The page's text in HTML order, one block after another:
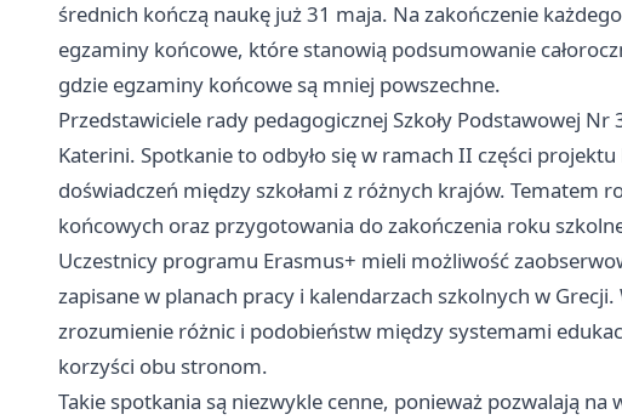
średnich kończą naukę już 31 maja. Na zakończenie
egzaminy końcowe, które stanowią podsumowanie
gdzie egzaminy końcowe są mniej powszechne.
Przedstawiciele rady pedagogicznej Szkoły Podstawowej
Katerini. Spotkanie to odbyło się w ramach II części
doświadczeń między szkołami z różnych krajów. Tematem
końcowych oraz przygotowania do zakończenia roku
Uczestnicy programu Erasmus+ mieli możliwość
zapisane w planach pracy i kalendarzach szkolnych w
zrozumienie różnic i podobieństw między systemami
korzyści obu stronom.
Takie spotkania są niezwykle cenne, ponieważ pozwalają